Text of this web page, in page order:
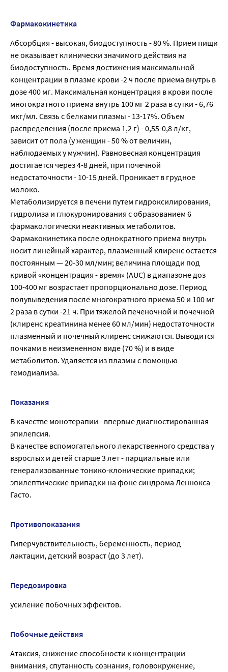
Фармакокинетика
Абсорбция - высокая, биодоступность - 80 %. Прием пищи
не оказывает клинически значимого действия на
биодоступность. Время достижения максимальной
концентрации в плазме крови -2 ч после приема внутрь в
дозе 400 мг. Максимальная концентрация в крови после
многократного приема внутрь 100 мг 2 раза в сутки - 6,76
мкг/мл. Связь с белками плазмы - 13-17%. Объем
распределения (после приема 1,2 г) - 0,55-0,8 л/кг,
зависит от пола (у женщин - 50 % от величин,
наблюдаемых у мужчин). Равновесная концентрация
достигается через 4-8 дней, при почечной
недостаточности - 10-15 дней. Проникает в грудное
молоко.
Метаболизируется в печени путем гидроксилирования,
гидролиза и глюкуронирования с образованием 6
фармакологически неактивных метаболитов.
Фармакокинетика после однократного приема внутрь
носит линейный характер, плазменный клиренс остается
постоянным — 20-30 мл/мин; величина площади под
кривой «концентрация - время» (AUC) в диапазоне доз
100-400 мг возрастает пропорционально дозе. Период
полувыведения после многократного приема 50 и 100 мг
2 раза в сутки -21 ч. При тяжелой печеночной и почечной
(клиренс креатинина менее 60 мл/мин) недостаточности
плазменный и почечный клиренс снижаются. Выводится
почками в неизмененном виде (70 %) и в виде
метаболитов. Удаляется из плазмы с помощью
гемодиализа.
Показания
В качестве монотерапии - впервые диагностированная
эпилепсия.
В качестве вспомогательного лекарственного средства у
взрослых и детей старше 3 лет - парциальные или
генерализованные тонико-клонические припадки;
эпилептические припадки на фоне синдрома Леннокса-
Гасто.
Противопоказания
Гиперчувствительность, беременность, период
лактации, детский возраст (до 3 лет).
Передозировка
усиление побочных эффектов.
Побочные действия
Атаксия, снижение способности к концентрации
внимания, спутанность сознания, головокружение,